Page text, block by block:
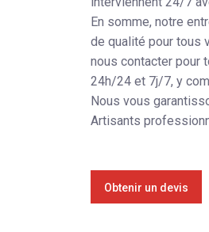
En somme, notre
de qualité pour tous
nous contacter pour
24h/24 et 7j/7, y
Nous vous
Artisants
Obtenir un devis